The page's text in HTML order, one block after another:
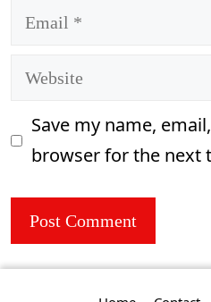
Email
Website
Save my name,
browser for the next